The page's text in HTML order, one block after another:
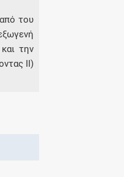
του
την
II)